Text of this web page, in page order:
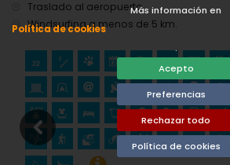
Más información en
Política de cookies
.
Acepto
Preferencias
Rechazar todo
Política de cookies
Entretenimiento y actividades de ocio
cine, teatro, discoteca, bar, paseo
Javea) (a menos de 5 kilómetros de
Atracciones y cultura en Javea, Costa
museo (Histórico de Javea), iglesia
Puerto, Javea), ruina (Molinos de
monumento (Pueblo de Javea),
Traslado al aeropuerto
Windsurfing a menos de 5 km.